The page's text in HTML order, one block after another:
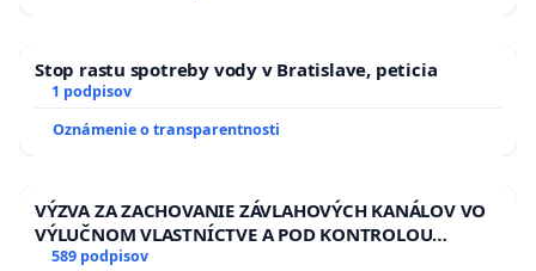
Stop rastu spotreby vody v Bratislave, peticia
1 podpisov
Oznámenie o transparentnosti
VÝZVA ZA ZACHOVANIE ZÁVLAHOVÝCH KANÁLOV VO
VÝLUČNOM VLASTNÍCTVE A POD KONTROLOU
SLOVENSKEJ REPUBLIKY & žiadosť na riešenie
589 podpisov